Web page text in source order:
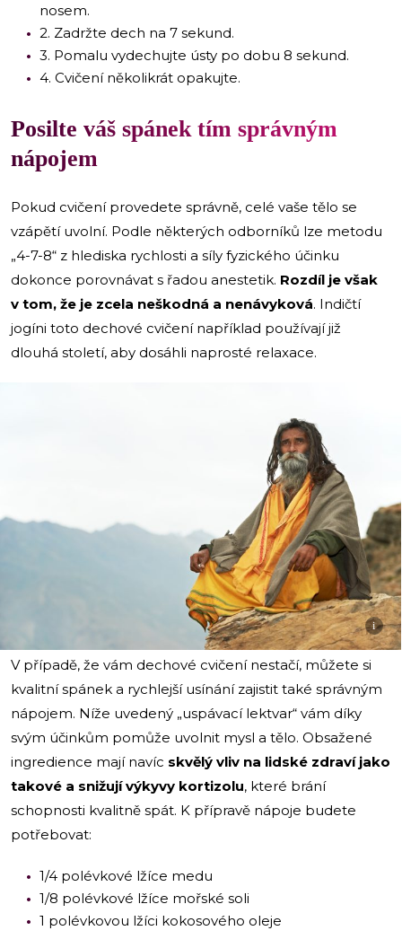
nosem.
2. Zadržte dech na 7 sekund.
3. Pomalu vydechujte ústy po dobu 8 sekund.
4. Cvičení několikrát opakujte.
Posilte váš spánek tím správným
nápojem
Pokud cvičení provedete správně, celé vaše tělo se
vzápětí uvolní. Podle některých odborníků lze metodu
„4-7-8“ z hlediska rychlosti a síly fyzického účinku
dokonce porovnávat s řadou anestetik. Rozdíl je však
v tom, že je zcela neškodná a nenávyková. Indičtí
jogíni toto dechové cvičení například používají již
dlouhá století, aby dosáhli naprosté relaxace.
i
V případě, že vám dechové cvičení nestačí, můžete si
kvalitní spánek a rychlejší usínání zajistit také správným
nápojem. Níže uvedený „uspávací lektvar“ vám díky
svým účinkům pomůže uvolnit mysl a tělo. Obsažené
ingredience mají navíc skvělý vliv na lidské zdraví jako
takové a snižují výkyvy kortizolu, které brání
schopnosti kvalitně spát. K přípravě nápoje budete
potřebovat:
1/4 polévkové lžíce medu
1/8 polévkové lžíce mořské soli
1 polévkovou lžíci kokosového oleje